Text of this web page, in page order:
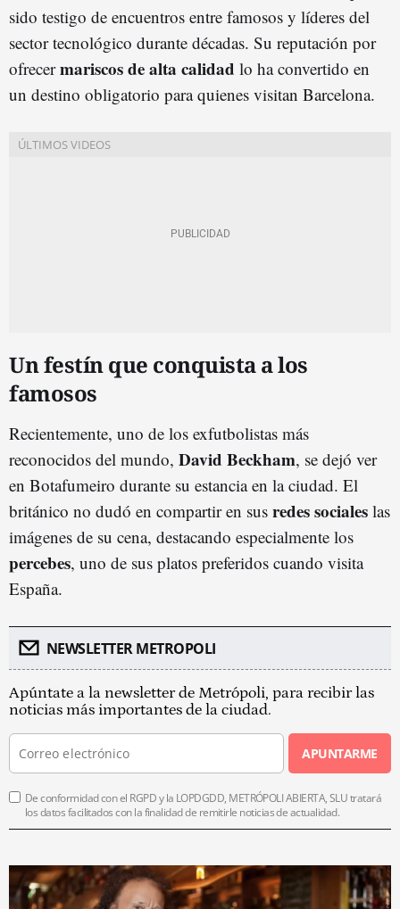
sido testigo de encuentros entre famosos y líderes del
sector tecnológico durante décadas. Su reputación por
ofrecermariscos de alta calidad lo ha convertido en
un destino obligatorio para quienes visitan Barcelona.
Un festín que conquista a los
famosos
Recientemente, uno de los exfutbolistas más
reconocidos del mundo, David Beckham, se dejó ver
en Botafumeiro durante su estancia en la ciudad. El
británico no dudó en compartir en sus redes sociales las
imágenes de su cena, destacando especialmente los
percebes, uno de sus platos preferidos cuando visita
España.
NEWSLETTER METROPOLI
Apúntate a la newsletter de Metrópoli, para recibir las
noticias más importantes de la ciudad.
APUNTARME
De conformidad con el RGPD y la LOPDGDD, METRÓPOLI ABIERTA, SLU tratará
los datos facilitados con la finalidad de remitirle noticias de actualidad.